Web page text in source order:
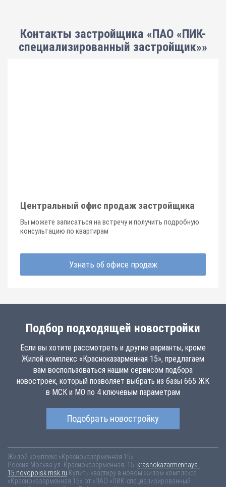
Контакты застройщика «ПАО «ПИК-
специализированный застройщик»»
Центральный офис продаж застройщика
Вы можете записаться на встречу и получить подробную
консультацию по квартирам
Узнать об офисе продаж
Подбор подходящей новостройки
Если вы хотите рассмотреть и другие варианты, кроме
Жилой комплекс «Красноказарменная 15», предлагаем
вам воспользоваться нашим сервисом подбора
новостроек, который позволяет выбрать из базы 665 ЖК
в МСК и МО по 4 ключевым параметрам
Подобрать новостройку
Жилой комплекс «Красноказарменная 15»
Россия Москва ул. Красноказарменная, 15 krasnokazarmennaya-
15.novopoisk.msk.ru Купить квартиру в новом жилом комплексе
«Красноказарменная 15» от «ПАО «ПИК-специализированный